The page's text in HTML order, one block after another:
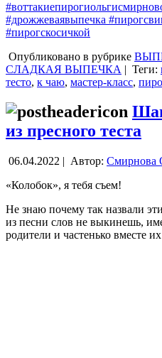
#дрожжеваявыпечка
#пирогскосичкой
Опубликовано в рубрике
СЛАДКАЯ ВЫПЕЧКА | Теги:
тесто, к чаю, мастер-класс,
из пресного теста
06.04.2022 | Автор: Смирнова
«Колобок», я тебя съем!
Не знаю почему так назвали
из песни слов не выкинешь,
родители и частенько вместе